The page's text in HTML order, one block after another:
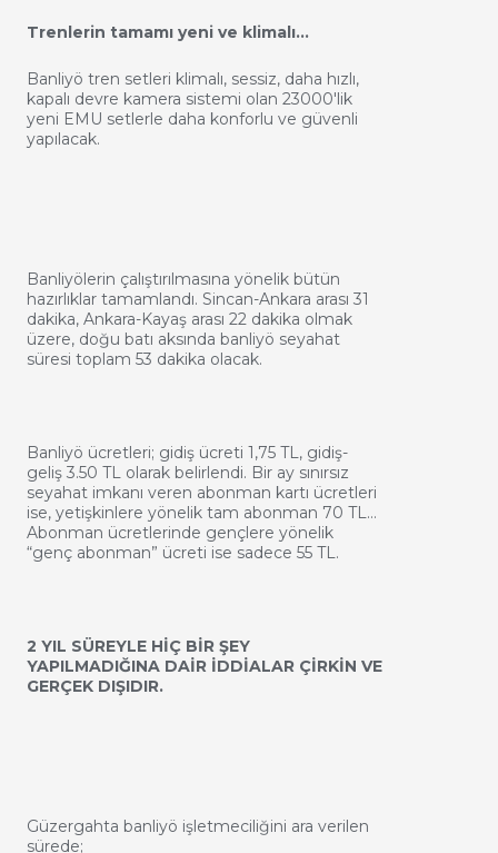
Trenlerin tamamı yeni ve klimalı…
Banliyö tren setleri klimalı, sessiz, daha hızlı,
kapalı devre kamera sistemi olan 23000'lik
yeni EMU setlerle daha konforlu ve güvenli
yapılacak.
Banliyölerin çalıştırılmasına yönelik bütün
hazırlıklar tamamlandı. Sincan-Ankara arası 31
dakika, Ankara-Kayaş arası 22 dakika olmak
üzere, doğu batı aksında banliyö seyahat
süresi toplam 53 dakika olacak.
Banliyö ücretleri; gidiş ücreti 1,75 TL, gidiş-
geliş 3.50 TL olarak belirlendi. Bir ay sınırsız
seyahat imkanı veren abonman kartı ücretleri
ise, yetişkinlere yönelik tam abonman 70 TL…
Abonman ücretlerinde gençlere yönelik
“genç abonman” ücreti ise sadece 55 TL.
2 YIL SÜREYLE HİÇ BİR ŞEY
YAPILMADIĞINA DAİR İDDİALAR ÇİRKİN VE
GERÇEK DIŞIDIR.
Güzergahta banliyö işletmeciliğini ara verilen
sürede;